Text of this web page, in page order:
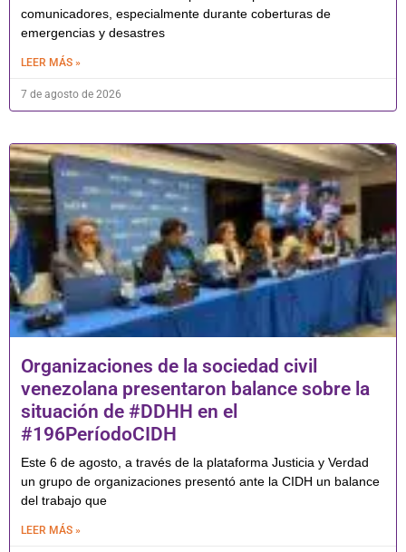
comunicadores, especialmente durante coberturas de
emergencias y desastres
LEER MÁS »
7 de agosto de 2026
Organizaciones de la sociedad civil
venezolana presentaron balance sobre la
situación de #DDHH en el
#196PeríodoCIDH
Este 6 de agosto, a través de la plataforma Justicia y Verdad
un grupo de organizaciones presentó ante la CIDH un balance
del trabajo que
LEER MÁS »